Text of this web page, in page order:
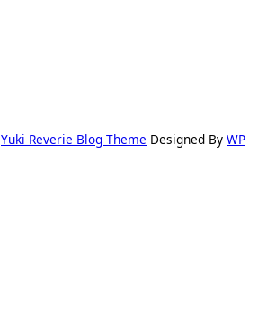
Yuki Reverie Blog Theme Designed By WP